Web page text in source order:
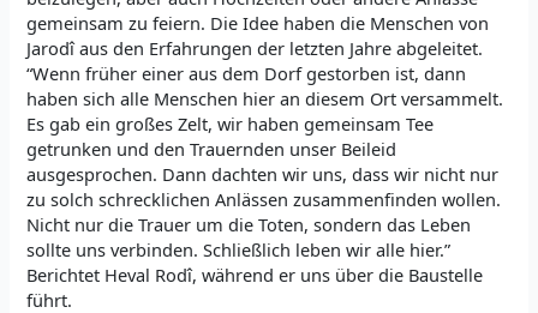
gemeinsam zu feiern. Die Idee haben die Menschen von
Jarodî aus den Erfahrungen der letzten Jahre abgeleitet.
“Wenn früher einer aus dem Dorf gestorben ist, dann
haben sich alle Menschen hier an diesem Ort versammelt.
Es gab ein großes Zelt, wir haben gemeinsam Tee
getrunken und den Trauernden unser Beileid
ausgesprochen. Dann dachten wir uns, dass wir nicht nur
zu solch schrecklichen Anlässen zusammenfinden wollen.
Nicht nur die Trauer um die Toten, sondern das Leben
sollte uns verbinden. Schließlich leben wir alle hier.”
Berichtet Heval Rodî, während er uns über die Baustelle
führt.